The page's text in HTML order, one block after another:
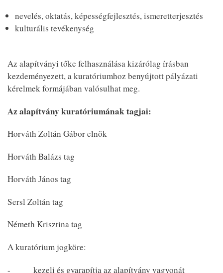
nevelés, oktatás, képességfejlesztés, ismeretterjesztés
kulturális tevékenység
Az alapítványi tőke felhasználása kizárólag írásban
kezdeményezett, a kuratóriumhoz benyújtott pályázati
kérelmek formájában valósulhat meg.
Az alapítvány kuratóriumának tagjai:
Horváth Zoltán Gábor elnök
Horváth Balázs tag
Horváth János tag
Sersl Zoltán tag
Németh Krisztina tag
A kuratórium jogköre:
- kezeli és gyarapítja az alapítvány vagyonát